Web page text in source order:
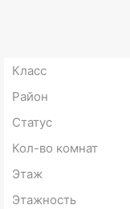
Класс
Район
Статус
Кол-во комнат
Этаж
Этажность